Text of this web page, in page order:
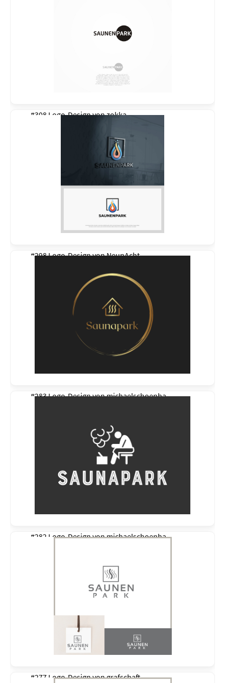
#308 Logo-Design vonzokka
#298 Logo-Design vonNeunAcht
#283 Logo-Design vonmichaelschoenha
#282 Logo-Design vonmichaelschoenha
#277 Logo-Design vongrafschaft